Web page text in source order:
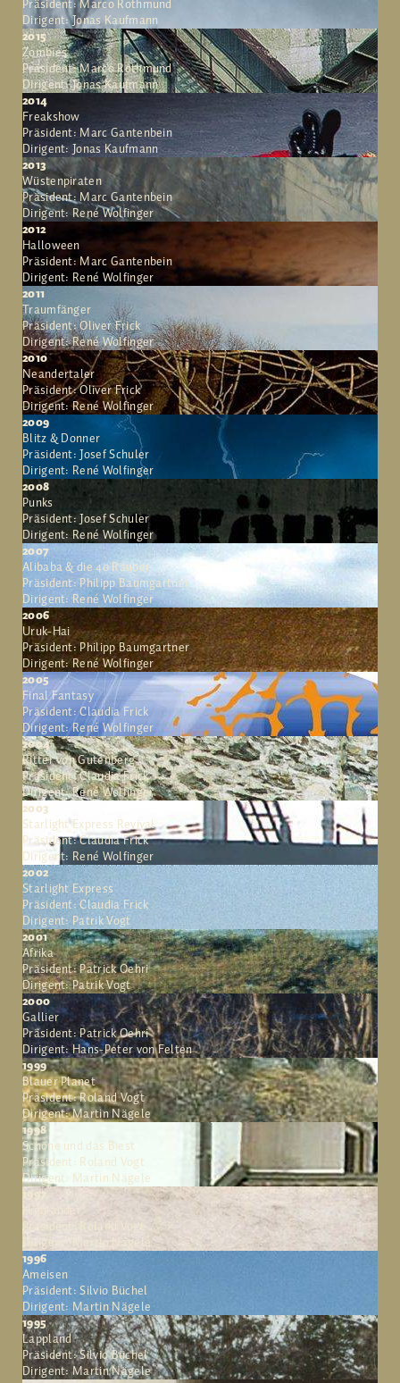
Präsident: Marco Rothmund
Dirigent: Jonas Kaufmann
2015
Zombies
Präsident: Marco Rothmund
Dirigent: Jonas Kaufmann
2014
Freakshow
Präsident: Marc Gantenbein
Dirigent: Jonas Kaufmann
2013
Wüstenpiraten
Präsident: Marc Gantenbein
Dirigent: René Wolfinger
2012
Halloween
Präsident: Marc Gantenbein
Dirigent: René Wolfinger
2011
Traumfänger
Präsident: Oliver Frick
Dirigent: René Wolfinger
2010
Neandertaler
Präsident: Oliver Frick
Dirigent: René Wolfinger
2009
Blitz & Donner
Präsident: Josef Schuler
Dirigent: René Wolfinger
2008
Punks
Präsident: Josef Schuler
Dirigent: René Wolfinger
2007
Alibaba & die 40 Räuber
Präsident: Philipp Baumgartner
Dirigent: René Wolfinger
2006
Uruk-Hai
Präsident: Philipp Baumgartner
Dirigent: René Wolfinger
2005
Final Fantasy
Präsident: Claudia Frick
Dirigent: René Wolfinger
2004
Ritter von Gutenberg
Präsident: Claudia Frick
Dirigent: René Wolfinger
2003
Starlight Express Revival
Präsident: Claudia Frick
Dirigent: René Wolfinger
2002
Starlight Express
Präsident: Claudia Frick
Dirigent: Patrik Vogt
2001
Afrika
Präsident: Patrick Oehri
Dirigent: Patrik Vogt
2000
Gallier
Präsident: Patrick Oehri
Dirigent: Hans-Peter von Felten
1999
Blauer Planet
Präsident: Roland Vogt
Dirigent: Martin Nägele
1998
Schöne und das Biest
Präsident: Roland Vogt
Dirigent: Martin Nägele
1997
Highlander
Präsident: Roland Vogt
Dirigent: Martin Nägele
1996
Ameisen
Präsident: Silvio Büchel
Dirigent: Martin Nägele
1995
Lappland
Präsident: Silvio Büchel
Dirigent: Martin Nägele